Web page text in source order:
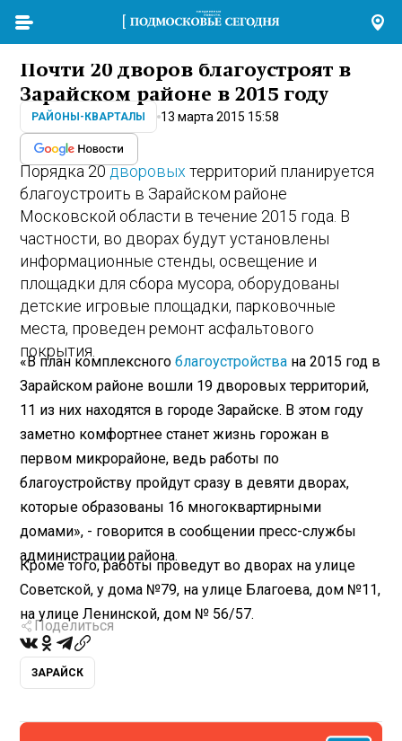
Почти 20 дворов благоустроят в
Зарайском районе в 2015 году
РАЙОНЫ-КВАРТАЛЫ 13 марта 2015 15:58
Порядка 20дворовых территорий планируется
благоустроить в Зарайском районе
Московской области в течение 2015 года. В
частности, во дворах будут установлены
информационные стенды, освещение и
площадки для сбора мусора, оборудованы
детские игровые площадки, парковочные
места, проведен ремонт асфальтового
покрытия.
«В план комплексногоблагоустройства на 2015 год в
Зарайском районе вошли 19 дворовых территорий,
11 из них находятся в городе Зарайске. В этом году
заметно комфортнее станет жизнь горожан в
первом микрорайоне, ведь работы по
благоустройству пройдут сразу в девяти дворах,
которые образованы 16 многоквартирными
домами», - говорится в сообщении пресс-службы
администрации района.
Кроме того, работы проведут во дворах на улице
Советской, у дома №79, на улице Благоева, дом №11,
на улице Ленинской, дом № 56/57.
Поделиться
ЗАРАЙСК